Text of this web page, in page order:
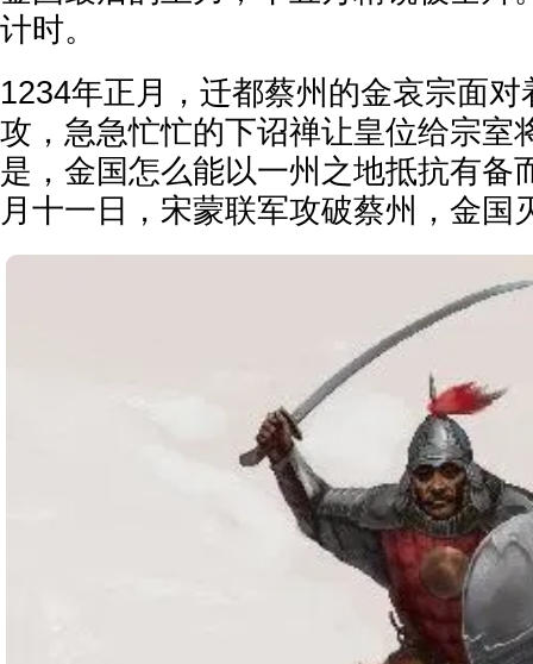
计时。
1234年正月，迁都蔡州的金哀宗面
攻，急急忙忙的下诏禅让皇位给宗室
是，金国怎么能以一州之地抵抗有备
月十一日，宋蒙联军攻破蔡州，金国